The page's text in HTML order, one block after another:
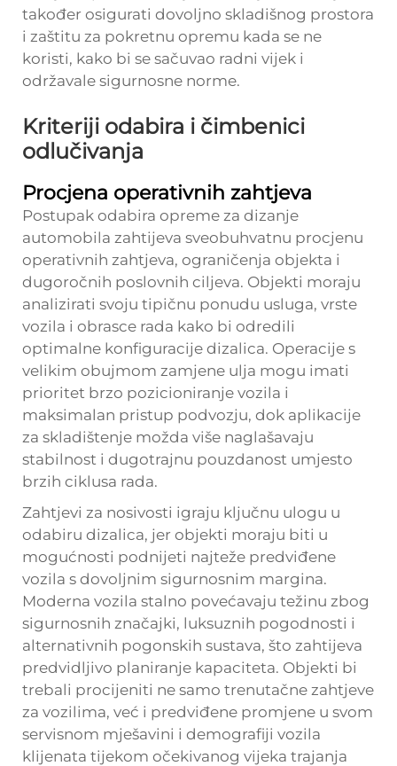
također osigurati dovoljno skladišnog prostora
i zaštitu za pokretnu opremu kada se ne
koristi, kako bi se sačuvao radni vijek i
održavale sigurnosne norme.
Kriteriji odabira i čimbenici
odlučivanja
Procjena operativnih zahtjeva
Postupak odabira opreme za dizanje
automobila zahtijeva sveobuhvatnu procjenu
operativnih zahtjeva, ograničenja objekta i
dugoročnih poslovnih ciljeva. Objekti moraju
analizirati svoju tipičnu ponudu usluga, vrste
vozila i obrasce rada kako bi odredili
optimalne konfiguracije dizalica. Operacije s
velikim obujmom zamjene ulja mogu imati
prioritet brzo pozicioniranje vozila i
maksimalan pristup podvozju, dok aplikacije
za skladištenje možda više naglašavaju
stabilnost i dugotrajnu pouzdanost umjesto
brzih ciklusa rada.
Zahtjevi za nosivosti igraju ključnu ulogu u
odabiru dizalica, jer objekti moraju biti u
mogućnosti podnijeti najteže predviđene
vozila s dovoljnim sigurnosnim margina.
Moderna vozila stalno povećavaju težinu zbog
sigurnosnih značajki, luksuznih pogodnosti i
alternativnih pogonskih sustava, što zahtijeva
predvidljivo planiranje kapaciteta. Objekti bi
trebali procijeniti ne samo trenutačne zahtjeve
za vozilima, već i predviđene promjene u svom
servisnom mješavini i demografiji vozila
klijenata tijekom očekivanog vijeka trajanja